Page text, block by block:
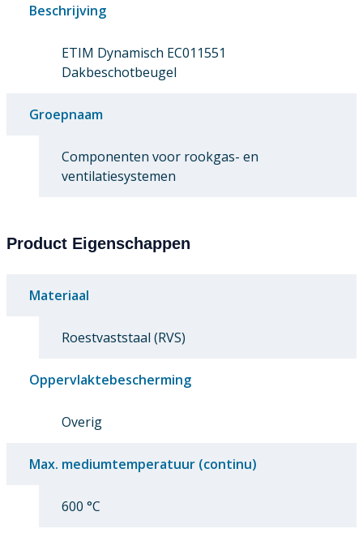
Beschrijving
ETIM Dynamisch EC011551
Dakbeschotbeugel
Groepnaam
Componenten voor rookgas- en
ventilatiesystemen
Product Eigenschappen
Materiaal
Roestvaststaal (RVS)
Oppervlaktebescherming
Overig
Max. mediumtemperatuur (continu)
600 °C